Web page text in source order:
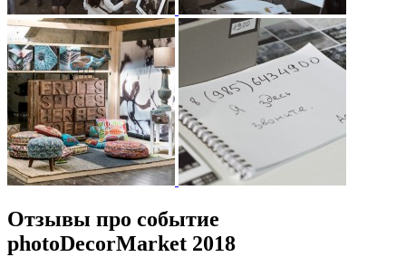
Отзывы про событие
photoDecorMarket 2018